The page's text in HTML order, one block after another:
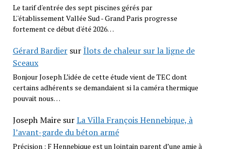
Le tarif d'entrée des sept piscines gérés par
L''établissement Vallée Sud - Grand Paris progresse
fortement ce début d'été 2026…
Gérard BardiersurÎlots de chaleur sur la ligne de
Sceaux
Bonjour Joseph L’idée de cette étude vient de TEC dont
certains adhérents se demandaient si la caméra thermique
pouvait nous…
Joseph MairesurLa Villa François Hennebique, à
l’avant-garde du béton armé
Précision : F Hennebique est un lointain parent d’une amie à